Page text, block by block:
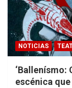
NOTICIAS
‘Ballenísmo:
escénica